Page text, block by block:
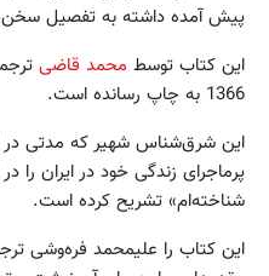
پیش آمده داشته به تفصیل
این کتاب توسط محمد قاضی
1366 به چاپ رسانده است.
این شرق‌شناس شهیر که مدتی در
پرماجرای زندگی خود در ایران را
شناخته‌ام» تشریح کرده است.
این کتاب را علیمحمد فره‌وشی